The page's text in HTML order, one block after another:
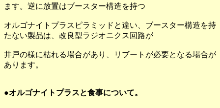
ます。逆に放置はブースター構造を持つ
オルゴナイトプラスピラミッドと違い、ブースター構造を持
たない製品は、改良型ラジオニクス回路が
井戸の様に枯れる場合があり、リブートが必要となる場合が
あります。
●オルゴナイトプラスと食事について。